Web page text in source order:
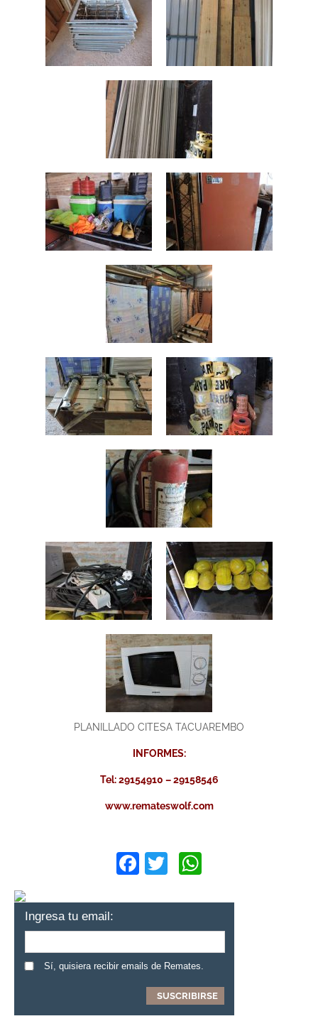
PLANILLADO CITESA TACUAREMBO
INFORMES:
Tel: 29154910 – 29158546
www.remateswolf.com
Facebook
Twitter
Ingresa tu email:
Sí, quisiera recibir emails de Remates.